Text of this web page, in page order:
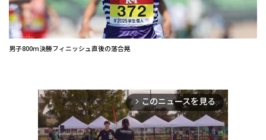
男子800m決勝フィニッシュ直後の落合晃
arrow_forward_ios このニュースを見る